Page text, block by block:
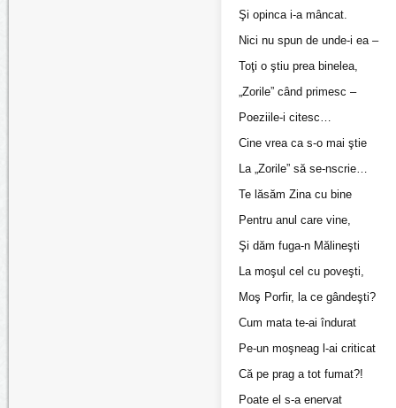
Şi opinca i-a mâncat.
Nici nu spun de unde-i ea –
Toţi o ştiu prea binelea,
„Zorile” când primesc –
Poeziile-i citesc…
Cine vrea ca s-o mai ştie
La „Zorile” să se-nscrie…
Te lăsăm Zina cu bine
Pentru anul care vine,
Şi dăm fuga-n Mălineşti
La moşul cel cu poveşti,
Moş Porfir, la ce gândeşti?
Cum mata te-ai îndurat
Pe-un moşneag l-ai criticat
Că pe prag a tot fumat?!
Poate el s-a enervat